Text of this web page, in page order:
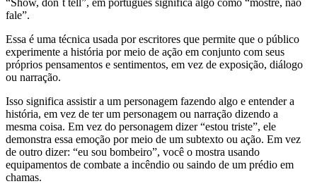
fale”.
Essa é uma técnica usada por escritores que permite que o público
experimente a história por meio de ação em conjunto com seus
próprios pensamentos e sentimentos, em vez de exposição, diálogo
ou narração.
Isso significa assistir a um personagem fazendo algo e entender a
história, em vez de ter um personagem ou narração dizendo a
mesma coisa. Em vez do personagem dizer “estou triste”, ele
demonstra essa emoção por meio de um subtexto ou ação. Em vez
de outro dizer: “eu sou bombeiro”, você o mostra usando
equipamentos de combate a incêndio ou saindo de um prédio em
chamas.